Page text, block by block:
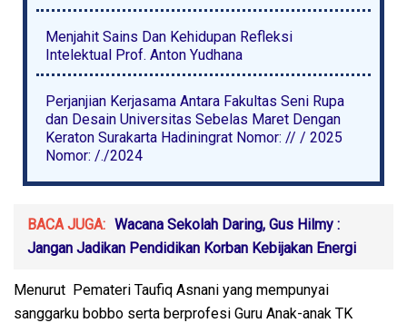
Menjahit Sains Dan Kehidupan Refleksi
Intelektual Prof. Anton Yudhana
Perjanjian Kerjasama Antara Fakultas Seni Rupa
dan Desain Universitas Sebelas Maret Dengan
Keraton Surakarta Hadiningrat Nomor: // / 2025
Nomor: /./2024
BACA JUGA: Wacana Sekolah Daring, Gus Hilmy :
Jangan Jadikan Pendidikan Korban Kebijakan Energi
Menurut Pemateri Taufiq Asnani yang mempunyai
sanggarku bobbo serta berprofesi Guru Anak-anak TK